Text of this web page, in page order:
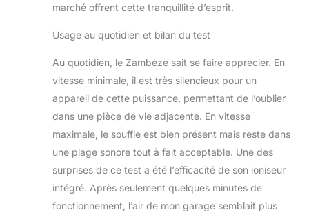
marché offrent cette tranquillité d’esprit.
Usage au quotidien et bilan du test
Au quotidien, le Zambèze sait se faire apprécier. En
vitesse minimale, il est très silencieux pour un
appareil de cette puissance, permettant de l’oublier
dans une pièce de vie adjacente. En vitesse
maximale, le souffle est bien présent mais reste dans
une plage sonore tout à fait acceptable. Une des
surprises de ce test a été l’efficacité de son ioniseur
intégré. Après seulement quelques minutes de
fonctionnement, l’air de mon garage semblait plus